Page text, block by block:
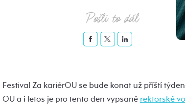
Pošli to dál
Festival Za kariérOU se bude konat už příští
OU a i letos je pro tento den vypsané rektorské